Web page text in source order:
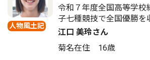
人物風土記
令和７年度全国高等学校
子七種競技で全国優勝を
江口 美玲さん
菊名在住 16歳